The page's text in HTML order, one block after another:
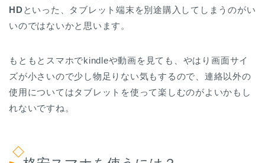
HDといった、タブレット端末を別途購入してしまうのがい
いのではないかと思います。
もともとスマホでkindleや動画を見ても、やはり画面サイ
ズが小さいので少し物足りない気もするので、連絡以外の
使用についてはタブレットを使って楽しむのがよいかもし
れないですね。